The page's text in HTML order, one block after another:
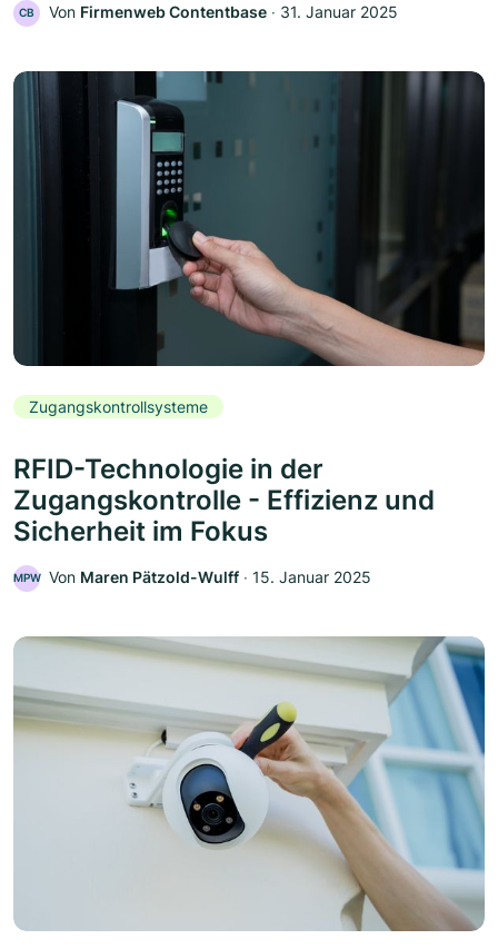
CB Von Firmenweb Contentbase ‧ 31. Januar 2025
Zugangskontrollsysteme
RFID-Technologie in der
Zugangskontrolle - Effizienz und
Sicherheit im Fokus
MPW Von Maren Pätzold-Wulff ‧ 15. Januar 2025